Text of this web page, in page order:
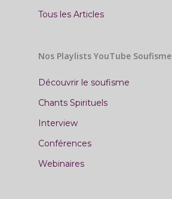
Tous les Articles
Nos Playlists YouTube Soufisme
Découvrir le soufisme
Chants Spirituels
Interview
Conférences
Webinaires